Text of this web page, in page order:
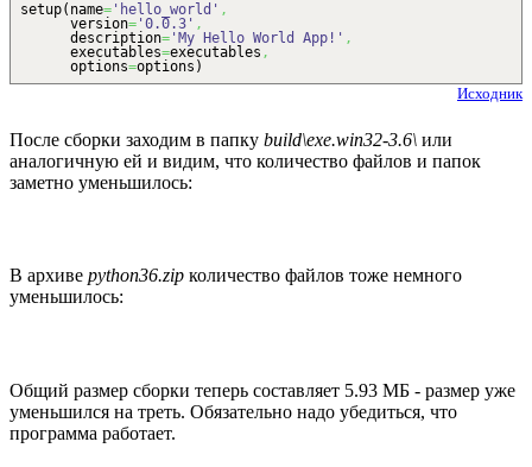
setup( name= 'hello_world' ,
version= '0.0.3' ,
description= 'My Hello World App!' ,
executables=executables ,
options=options )
Исходник
После сборки заходим в папку build\exe.win32-3.6\ или
аналогичную ей и видим, что количество файлов и папок
заметно уменьшилось:
В архиве python36.zip количество файлов тоже немного
уменьшилось:
Общий размер сборки теперь составляет 5.93 МБ - размер уже
уменьшился на треть. Обязательно надо убедиться, что
программа работает.